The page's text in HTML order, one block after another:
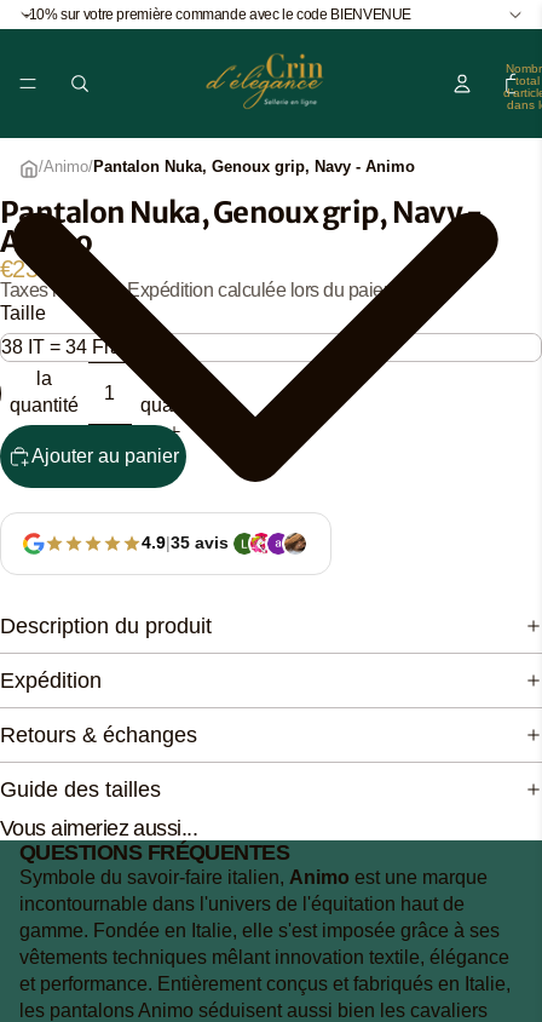
-10% sur votre première commande avec le code BIENVENUE
total
dans
/Animo/Pantalon Nuka, Genoux grip, Navy - Animo
Ouvrir
l’image
en
plein
écran
Pantalon Nuka, Genoux grip, Navy -
Animo
€239,00
Taxes incluses. Expédition calculée lors du paiement.
Taille
Diminuer
la
quantité
Augmenter
quantité
Ajouter au panier
4.9|35 avis
Description du produit
Expédition
Retours & échanges
Guide des tailles
Vous aimeriez aussi...
QUESTIONS FRÉQUENTES
Symbole du savoir-faire italien, Animo est une marque
incontournable dans l'univers de l'équitation haut de
gamme. Fondée en Italie, elle s'est imposée grâce à ses
vêtements techniques mêlant innovation textile, élégance
et performance. Entièrement conçus et fabriqués en Italie,
les pantalons Animo séduisent aussi bien les cavaliers